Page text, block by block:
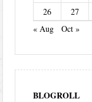
26
27
« Aug
Oct »
BLOGROLL